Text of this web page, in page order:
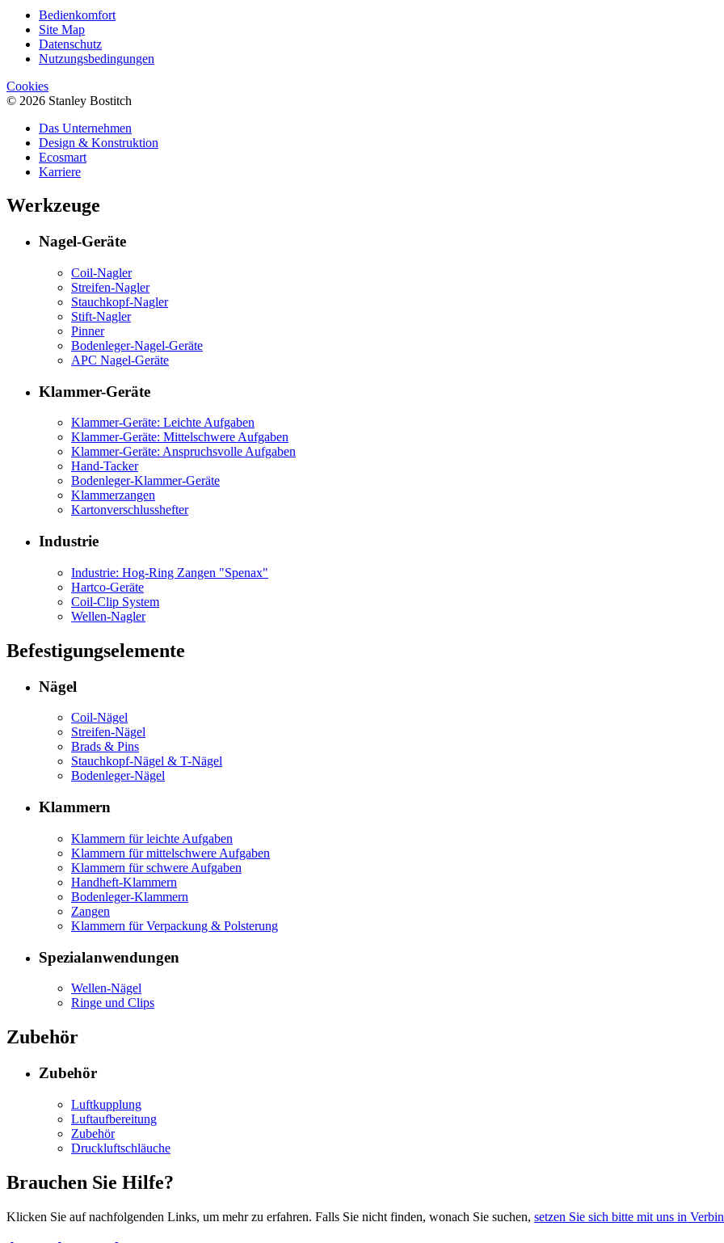
Bedienkomfort
Site Map
Datenschutz
Nutzungsbedingungen
Cookies
© 2026 Stanley Bostitch
Das Unternehmen
Design & Konstruktion
Ecosmart
Karriere
Werkzeuge
Nagel-Geräte
Coil-Nagler
Streifen-Nagler
Stauchkopf-Nagler
Stift-Nagler
Pinner
Bodenleger-Nagel-Geräte
APC Nagel-Geräte
Klammer-Geräte
Klammer-Geräte: Leichte Aufgaben
Klammer-Geräte: Mittelschwere Aufgaben
Klammer-Geräte: Anspruchsvolle Aufgaben
Hand-Tacker
Bodenleger-Klammer-Geräte
Klammerzangen
Kartonverschlusshefter
Industrie
Industrie: Hog-Ring Zangen "Spenax"
Hartco-Geräte
Coil-Clip System
Wellen-Nagler
Befestigungselemente
Nägel
Coil-Nägel
Streifen-Nägel
Brads & Pins
Stauchkopf-Nägel & T-Nägel
Bodenleger-Nägel
Klammern
Klammern für leichte Aufgaben
Klammern für mittelschwere Aufgaben
Klammern für schwere Aufgaben
Handheft-Klammern
Bodenleger-Klammern
Zangen
Klammern für Verpackung & Polsterung
Spezialanwendungen
Wellen-Nägel
Ringe und Clips
Zubehör
Zubehör
Luftkupplung
Luftaufbereitung
Zubehör
Druckluftschläuche
Brauchen Sie Hilfe?
Klicken Sie auf nachfolgenden Links, um mehr zu erfahren. Falls Sie nicht finden, wonach Sie suchen, setzen Sie sich bitte mit uns in